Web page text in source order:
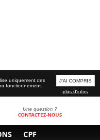
Une question ?
CONTACTEZ-NOUS
CPF
uniquement des
fonctionnement.
J'AI COMPRIS
plus d'infos